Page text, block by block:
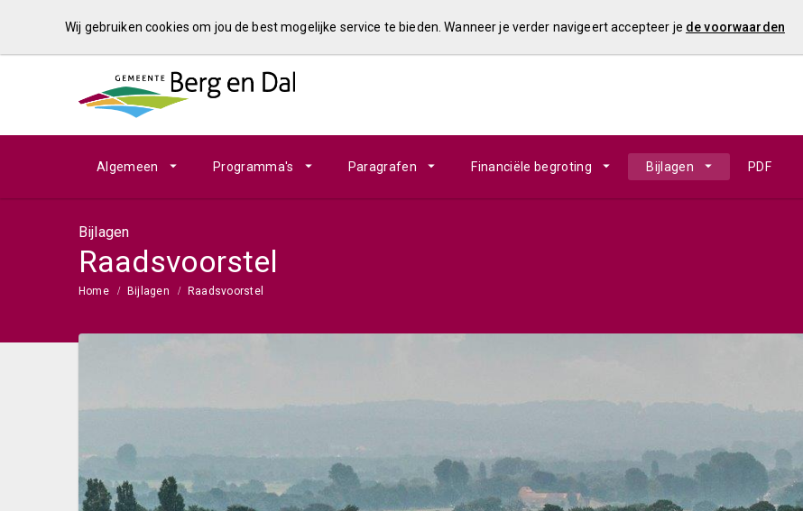
Wij gebruiken cookies om jou de best mogelijke service te bieden. Wanneer je verder navigeert accepteer je de voorwaarden
Algemeen Programma's Paragrafen Financiële begroting Bijlagen PDF
Bijlagen
Raadsvoorstel
Home Bijlagen Raadsvoorstel